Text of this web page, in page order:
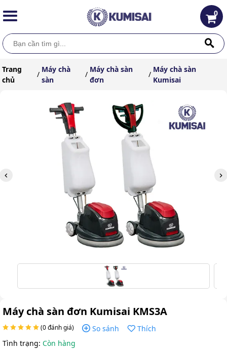
0
Trang
chủ
/
Máy chà
sàn
/
Máy chà sàn
đơn
/
Máy chà sàn
Kumisai
Máy chà sàn đơn Kumisai KMS3A
(0 đánh giá) So sánh
Thích
Tình trạng: Còn hàng